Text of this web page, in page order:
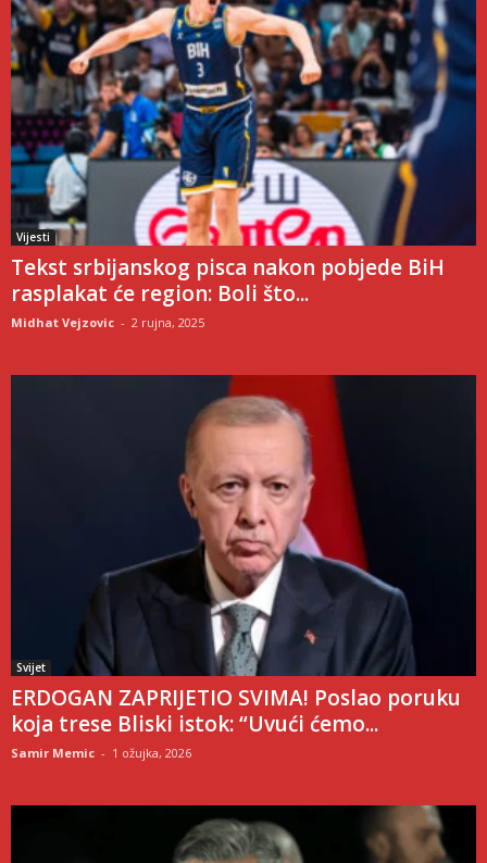
Vijesti
Tekst srbijanskog pisca nakon pobjede BiH
rasplakat će region: Boli što...
Midhat Vejzovic - 2 rujna, 2025
Svijet
ERDOGAN ZAPRIJETIO SVIMA! Poslao poruku
koja trese Bliski istok: “Uvući ćemo...
Samir Memic - 1 ožujka, 2026